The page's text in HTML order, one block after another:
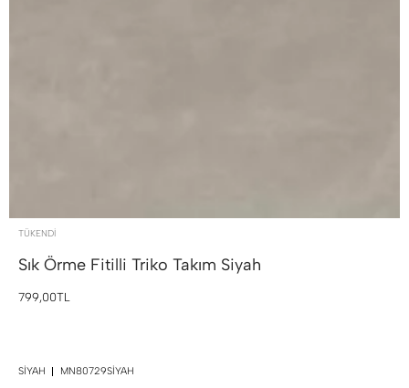
TÜKENDI
Sık Örme Fitilli Triko Takım Siyah
799,00TL
SIYAH MN80729SIYAH